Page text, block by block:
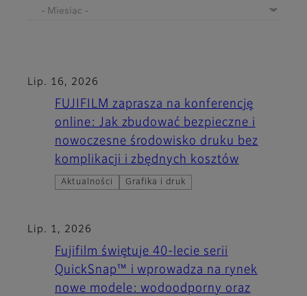
Lip. 16, 2026
FUJIFILM zaprasza na konferencję
online: Jak zbudować bezpieczne i
nowoczesne środowisko druku bez
komplikacji i zbędnych kosztów
Aktualności Grafika i druk
Lip. 1, 2026
Fujifilm świętuje 40-lecie serii
QuickSnap™ i wprowadza na rynek
nowe modele: wodoodporny oraz